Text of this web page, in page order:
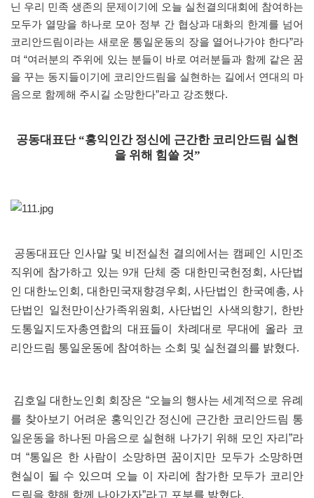
닌 우리 민족 생존의 문제이기에 오늘 실천결의대회에 참여하는
모두가 열망을 하나로 모아 정부 간 협상과 대화의 한계를 넘어
코리안드림이라는 새로운 통일운동의 장을 열어나가야 한다”라
며“여러분의 주위에 있는 분들이 바로 여러분들과 함께 같은 꿈
을 꾸는 동지들이기에 코리안드림을 실현하는 길에서 연대의 마
음으로 함께해 주시길 소망한다”라고 강조했다.
공동대표단 “홍익인간 정신에 근간한 코리안드림 실현
을 위해 힘쓸 것”
공동대표단 인사말 및 비전실천 결의에서는 캠페인 시민조
직위에 참가하고 있는 9개 단체 중 대한민국헌정회, 사단법
인 대한노인회, 대한민국재향경우회, 사단법인 한국예총, 사
단법인 일천만이산가족위원회, 사단법인 사색의향기, 한반
도통일지도자총연합의 대표들이 차례대로 무대에 올라 코
리안드림 통일운동에 참여하는 소회 및 실천결의를 밝혔다.
김호일 대한노인회 회장은 “오늘의 행사는 세계적으로 유례
를 찾아보기 어려운 홍익인간 정신에 근간한 코리안드림 통
일운동을 하나된 마음으로 실현해 나가기 위해 모인 자리”라
며 “통일은 한 사람이 소망하면 꿈이지만 모두가 소망하면
현실이 될 수 있으며 오늘 이 자리에 참가한 모두가 코리안
드림을 향해 함께 나아가자”라고 포부를 밝혔다.